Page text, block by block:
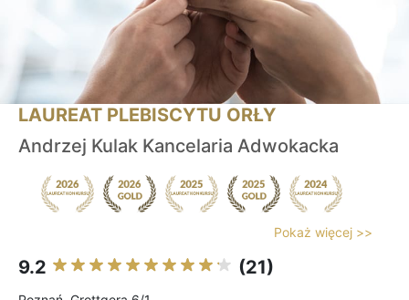
LAUREAT PLEBISCYTU ORŁY
Andrzej Kulak Kancelaria Adwokacka
Pokaż więcej >>
9.2 (21)